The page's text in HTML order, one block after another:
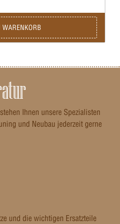
Dosieren größerer
Passform ist der Redding
Redding Pulverfüllgeräten.
flexibel in bestehenden Aufbauten
das Komfort, Stabilität
WARENKORB
Ihnen unsere Spezialisten
und Neubau jederzeit gerne
und die wichtigen Ersatzteile